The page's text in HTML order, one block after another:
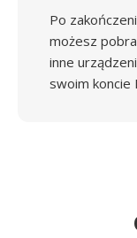
Po
możesz
inne
swoim koncie